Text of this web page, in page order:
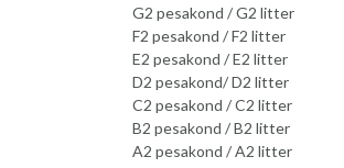
G2 pesakond / G2 litter
F2 pesakond / F2 litter
E2 pesakond / E2 litter
D2 pesakond/ D2 litter
C2 pesakond / C2 litter
B2 pesakond / B2 litter
A2 pesakond / A2 litter